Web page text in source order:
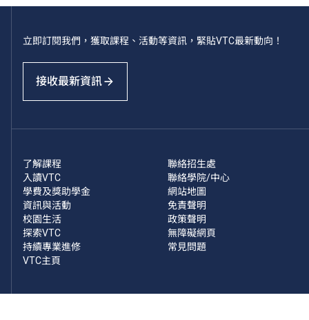
立即訂閱我們，獲取課程、活動等資訊，緊貼VTC最新動向！
接收最新資訊
了解課程
入讀VTC
學費及獎助學金
資訊與活動
校園生活
探索VTC
持續專業進修
VTC主頁
聯絡招生處
聯絡學院/中心
網站地圖
免責聲明
政策聲明
無障礙網頁
常見問題